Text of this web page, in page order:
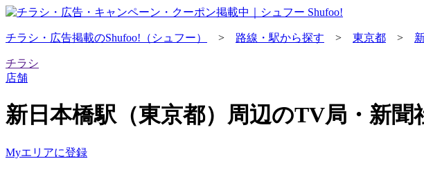
チラシ・​広告掲載の​Shufoo!​（シュフー） > 路線・駅から探す > 東京都 >
チラシ
店舗
新日本橋駅（東京都）周辺のTV局・新
Myエリアに登録